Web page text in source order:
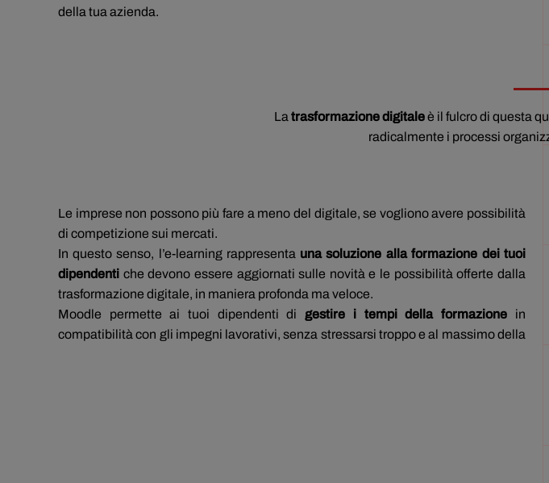
della tua azienda.
La trasformazione digitaleè il fulcro di questa
radicalmente i processi
Le imprese non possono più fare a meno del digitale, se vogliono avere possibilità
di competizione sui mercati.
In questo senso, l’e-learning rappresenta una soluzione alla formazione dei tuoi
dipendenti che devono essere aggiornati sulle novità e le possibilità offerte dalla
trasformazione digitale, in maniera profonda ma veloce.
Moodle permette ai tuoi dipendenti di gestire i tempi della formazione in
compatibilità con gli impegni lavorativi, senza stressarsi troppo e al massimo della